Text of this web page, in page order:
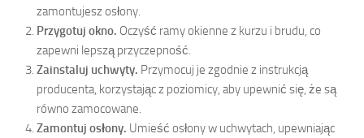
zamontujesz osłony.
Przygotuj okno. Oczyść ramy okienne z kurzu i brudu, co
zapewni lepszą przyczepność.
Zainstaluj uchwyty. Przymocuj je zgodnie z instrukcją
producenta, korzystając z poziomicy, aby upewnić się, że są
równo zamocowane.
Zamontuj osłony. Umieść osłony w uchwytach, upewniając